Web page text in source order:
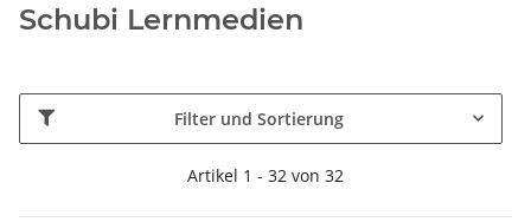
Schubi Lernmedien
Filter und Sortierung
Artikel 1 - 32 von 32